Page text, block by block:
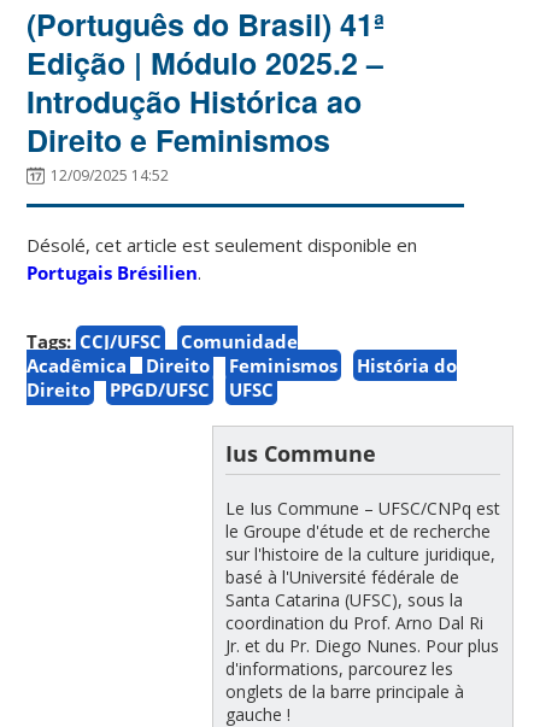
(Português do Brasil) 41ª
Edição | Módulo 2025.2 –
Introdução Histórica ao
Direito e Feminismos
12/09/2025 14:52
Désolé, cet article est seulement disponible en
Portugais Brésilien.
Tags: CCJ/UFSC
Comunidade
Acadêmica
Direito Feminismos
História do
Direito
PPGD/UFSC UFSC
Ius Commune
Le Ius Commune – UFSC/CNPq est
le Groupe d'étude et de recherche
sur l'histoire de la culture juridique,
basé à l'Université fédérale de
Santa Catarina (UFSC), sous la
coordination du Prof. Arno Dal Ri
Jr. et du Pr. Diego Nunes. Pour plus
d'informations, parcourez les
onglets de la barre principale à
gauche !